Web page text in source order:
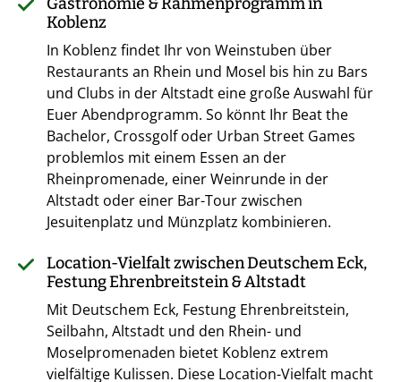
Koblenz
In Koblenz findet Ihr von Weinstuben über
Restaurants an Rhein und Mosel bis hin zu Bars
und Clubs in der Altstadt eine große Auswahl für
Euer Abendprogramm. So könnt Ihr Beat the
Bachelor, Crossgolf oder Urban Street Games
problemlos mit einem Essen an der
Rheinpromenade, einer Weinrunde in der
Altstadt oder einer Bar-Tour zwischen
Jesuitenplatz und Münzplatz kombinieren.
Location-Vielfalt zwischen Deutschem Eck,
Festung Ehrenbreitstein & Altstadt
Mit Deutschem Eck, Festung Ehrenbreitstein,
Seilbahn, Altstadt und den Rhein- und
Moselpromenaden bietet Koblenz extrem
vielfältige Kulissen. Diese Location-Vielfalt macht